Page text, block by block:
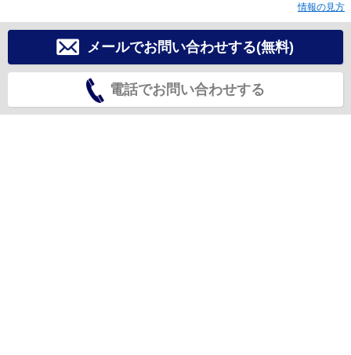
情報の見方
メールでお問い合わせする(無料)
電話でお問い合わせする